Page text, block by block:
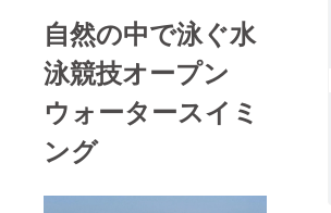
自然の中で泳ぐ水
泳競技オープン
ウォータースイミ
ング